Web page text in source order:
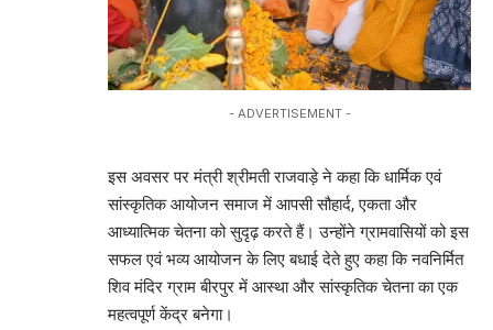
- ADVERTISEMENT -
इस अवसर पर मंत्री श्रीमती राजवाड़े ने कहा कि धार्मिक एवं
सांस्कृतिक आयोजन समाज में आपसी सौहार्द, एकता और
आध्यात्मिक चेतना को सुदृढ़ करते हैं। उन्होंने ग्रामवासियों को इस
सफल एवं भव्य आयोजन के लिए बधाई देते हुए कहा कि नवनिर्मित
शिव मंदिर ग्राम बीरपुर में आस्था और सांस्कृतिक चेतना का एक
महत्वपूर्ण केंद्र बनेगा।